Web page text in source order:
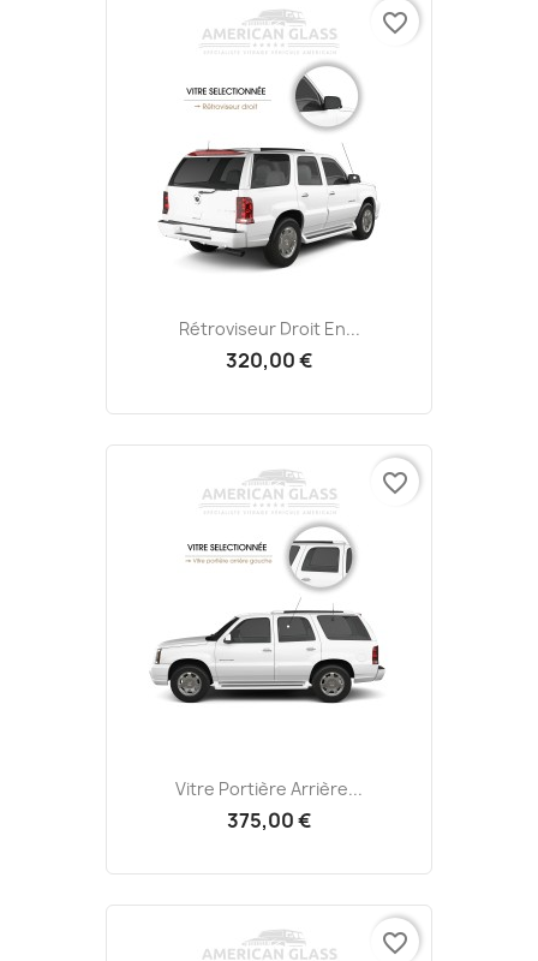
Rétroviseur Droit En...
320,00 €
favorite_border
Vitre Portière Arrière...
375,00 €
favorite_border
favorite_border